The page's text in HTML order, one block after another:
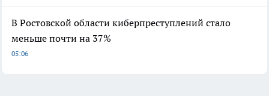
В Ростовской области киберпреступлений стало
меньше почти на 37%
05:06